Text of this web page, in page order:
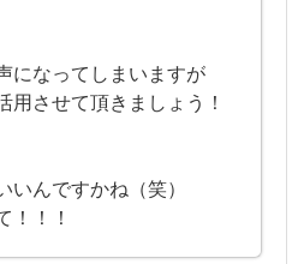
になってしまいますが
用させて頂きましょう！
いんですかね（笑）
！！！